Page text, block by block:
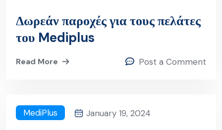
Δωρεάν παροχές για τους πελάτες
του Mediplus
Read More Post a Comment
MediPlus January 19, 2024